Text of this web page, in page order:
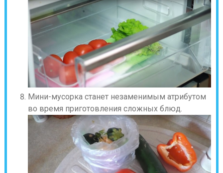
Мини-мусорка станет незаменимым атрибутом
во время приготовления сложных блюд.